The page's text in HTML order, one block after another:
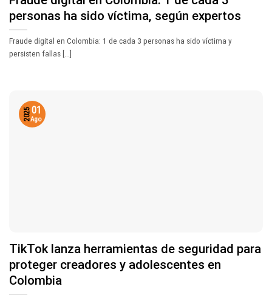
personas ha sido víctima, según expertos
Fraude digital en Colombia: 1 de cada 3 personas ha sido víctima y
persisten fallas [...]
TikTok lanza herramientas de seguridad para
proteger creadores y adolescentes en
Colombia
01
Ago
2025